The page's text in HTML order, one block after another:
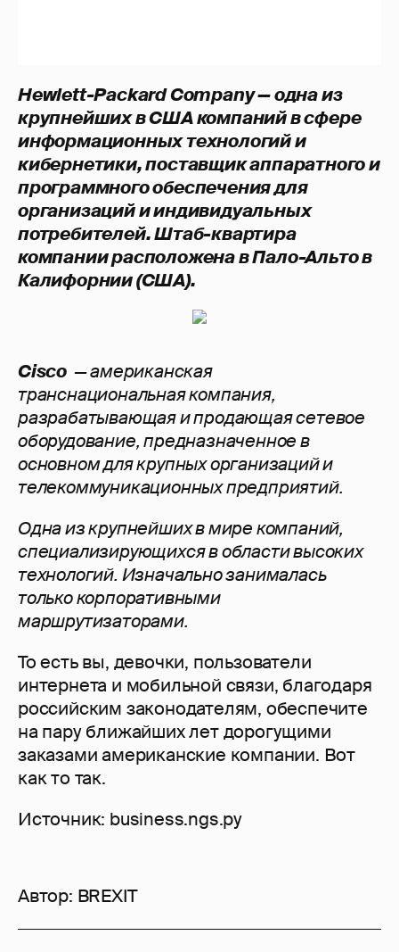
Hewlett-Packard Company — одна из
крупнейших в США компаний в сфере
информационных технологий и
кибернетики, поставщик аппаратного и
программного обеспечения для
организаций и индивидуальных
потребителей. Штаб-квартира
компании расположена в Пало-Альто в
Калифорнии (США).
Cisco — американская
транснациональная компания,
разрабатывающая и продающая сетевое
оборудование, предназначенное в
основном для крупных организаций и
телекоммуникационных предприятий.
Одна из крупнейших в мире компаний,
специализирующихся в области высоких
технологий. Изначально занималась
только корпоративными
маршрутизаторами.
То есть вы, девочки, пользователи
интернета и мобильной связи, благодаря
российским законодателям, обеспечите
на пару ближайших лет дорогущими
заказами американские компании. Вот
как то так.
Источник: business.ngs.ру
Автор: BREXIT